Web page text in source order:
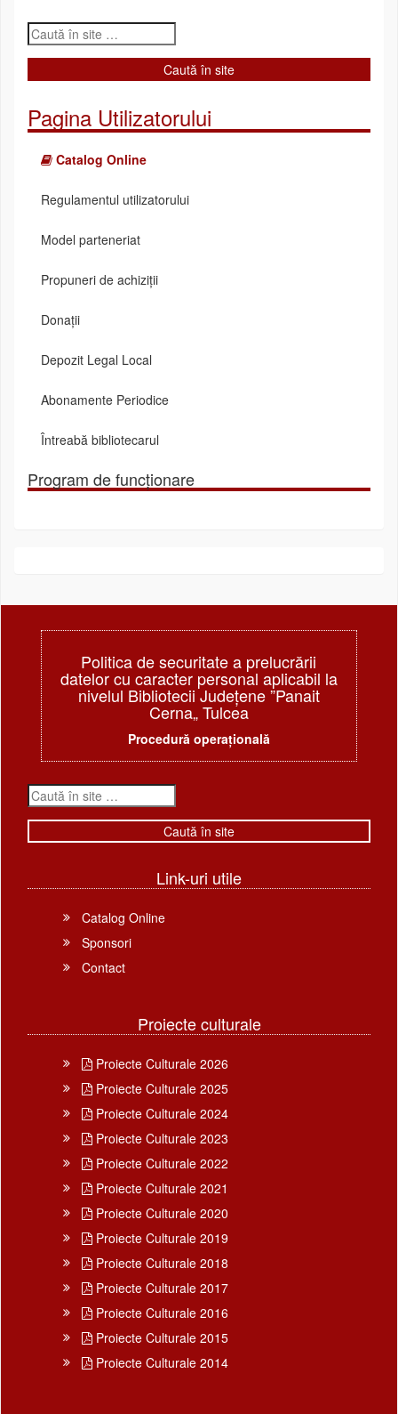
Pagina Utilizatorului
Catalog Online
Regulamentul utilizatorului
Model parteneriat
Propuneri de achiziții
Donații
Depozit Legal Local
Abonamente Periodice
Întreabă bibliotecarul
Program de funcționare
Politica de securitate a prelucrării
datelor cu caracter personal aplicabil la
nivelul Bibliotecii Judeţene ”Panait
Cerna„ Tulcea
Procedură operațională
Link-uri utile
Catalog Online
Sponsori
Contact
Proiecte culturale
Proiecte Culturale 2026
Proiecte Culturale 2025
Proiecte Culturale 2024
Proiecte Culturale 2023
Proiecte Culturale 2022
Proiecte Culturale 2021
Proiecte Culturale 2020
Proiecte Culturale 2019
Proiecte Culturale 2018
Proiecte Culturale 2017
Proiecte Culturale 2016
Proiecte Culturale 2015
Proiecte Culturale 2014